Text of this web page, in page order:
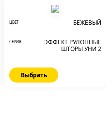
ЦВЕТ БЕЖЕВЫЙ
СЕРИЯ
ЭФФЕКТ РУЛОННЫЕ
ШТОРЫ УНИ 2
Выбрать